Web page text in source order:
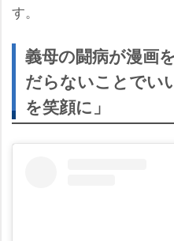
す。
義母の闘病が漫画
だらないことでい
を笑顔に」